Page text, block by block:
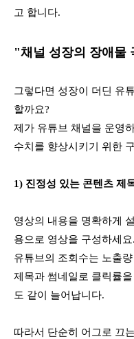
고 합니다.
"채 널 성장의 장애물
그렇다면 성장이 더딘 유
할까요?
제가 유튜브 채널을 운영
수치를 향상시키기 위한
1) 진정성 있는 콘텐츠 제
영상의 내용을 명확하게
용으로 영상을 구성하세요.
유튜브의 조회수는 노출
제목과 썸네일로 클릭률
도 같이 늘어납니다.
따라서 단순히 어그로 끄